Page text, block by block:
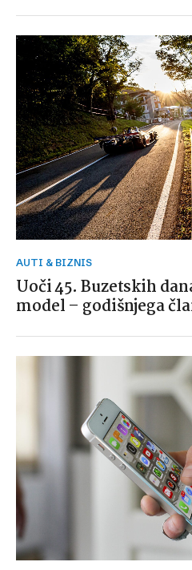
AUTI & BIZNIS
Uoči 45. Buzetskih
model – godišnjega